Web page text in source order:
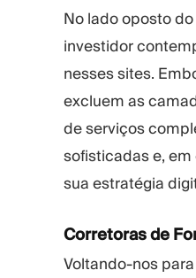
No lado oposto
investidor
nesses sites.
excluem as
de serviços
sofisticadas e,
sua estratégia
Corretoras de
Voltando-nos